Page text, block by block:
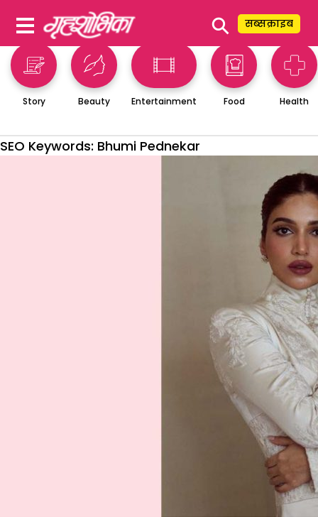
⚲ सब्सक्राइब
Story Beauty Entertainment Food Health
SEO Keywords: Bhumi Pednekar